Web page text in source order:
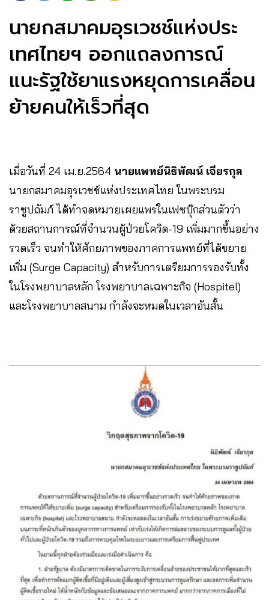
นายกสมาคมอุรเวชช์แห่งประ
เทศไทยฯ ออกแถลงการณ์​
แนะรัฐใช้ยาแรงหยุดการเคลื่อน
ย้ายคนให้เร็วที่สุด
เมื่อวันที่ 24 เม.ย.2564 นายแพทย์นิธิพัฒน์ เจียรกุล
นายกสมาคมอุรเวชช์แห่งประเทศไทย ในพระบรม
ราชูปถัมภ์ ได้ทำจดหมายเผยแพร่ในเฟซบุ๊กส่วนตัวว่า
ด้วยสถานการณ์ที่จำนวนผู้ป่วยโควิด-19 เพิ่มมากขึ้นอย่าง
รวดเร็ว จนทำให้ศักยภาพของภาคการแพทย์ที่ได้ขยาย
เพิ่ม (Surge Capacity) สำหรับการเตรียมการรองรับทั้ง
ในโรงพยาบาลหลัก โรงพยาบาลเฉพาะกิจ (Hospitel)
และโรงพยาบาลสนาม กำลังจะหมดในเวลาอันสั้น